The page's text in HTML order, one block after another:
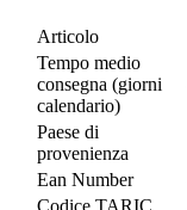
Articolo
Tempo medio
consegna (giorni
calendario)
Paese di
provenienza
Ean Number